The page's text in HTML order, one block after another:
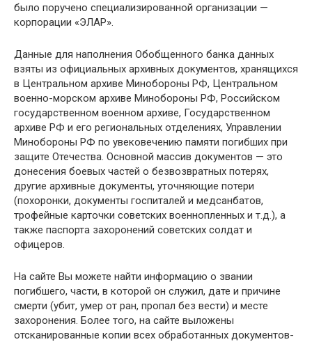
было поручено специализированной организации —
корпорации «ЭЛАР».
Данные для наполнения Обобщенного банка данных
взяты из официальных архивных документов, хранящихся
в Центральном архиве Минобороны РФ, Центральном
военно-морском архиве Минобороны РФ, Российском
государственном военном архиве, Государственном
архиве РФ и его региональных отделениях, Управлении
Минобороны РФ по увековечению памяти погибших при
защите Отечества. Основной массив документов — это
донесения боевых частей о безвозвратных потерях,
другие архивные документы, уточняющие потери
(похоронки, документы госпиталей и медсанбатов,
трофейные карточки советских военнопленных и т.д.), а
также паспорта захоронений советских солдат и
офицеров.
На сайте Вы можете найти информацию о звании
погибшего, части, в которой он служил, дате и причине
смерти (убит, умер от ран, пропал без вести) и месте
захоронения. Более того, на сайте выложены
отсканированные копии всех обработанных документов-